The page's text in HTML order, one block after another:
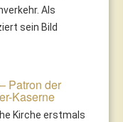
Als
sein Bild
Patron der
Kaserne
Kirche erstmals